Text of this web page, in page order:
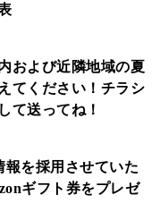
および近隣地域の夏
てください！チラシ
て送ってね！
報を採用させていた
ギフト券をプレゼ